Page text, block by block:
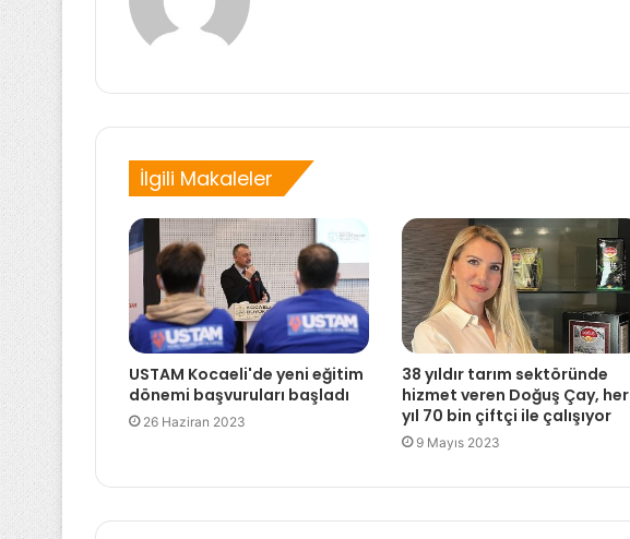
İlgili Makaleler
USTAM Kocaeli'de yeni eğitim
dönemi başvuruları başladı
26 Haziran 2023
38 yıldır tarım sektöründe
hizmet veren Doğuş Çay, her
yıl 70 bin çiftçi ile çalışıyor
9 Mayıs 2023